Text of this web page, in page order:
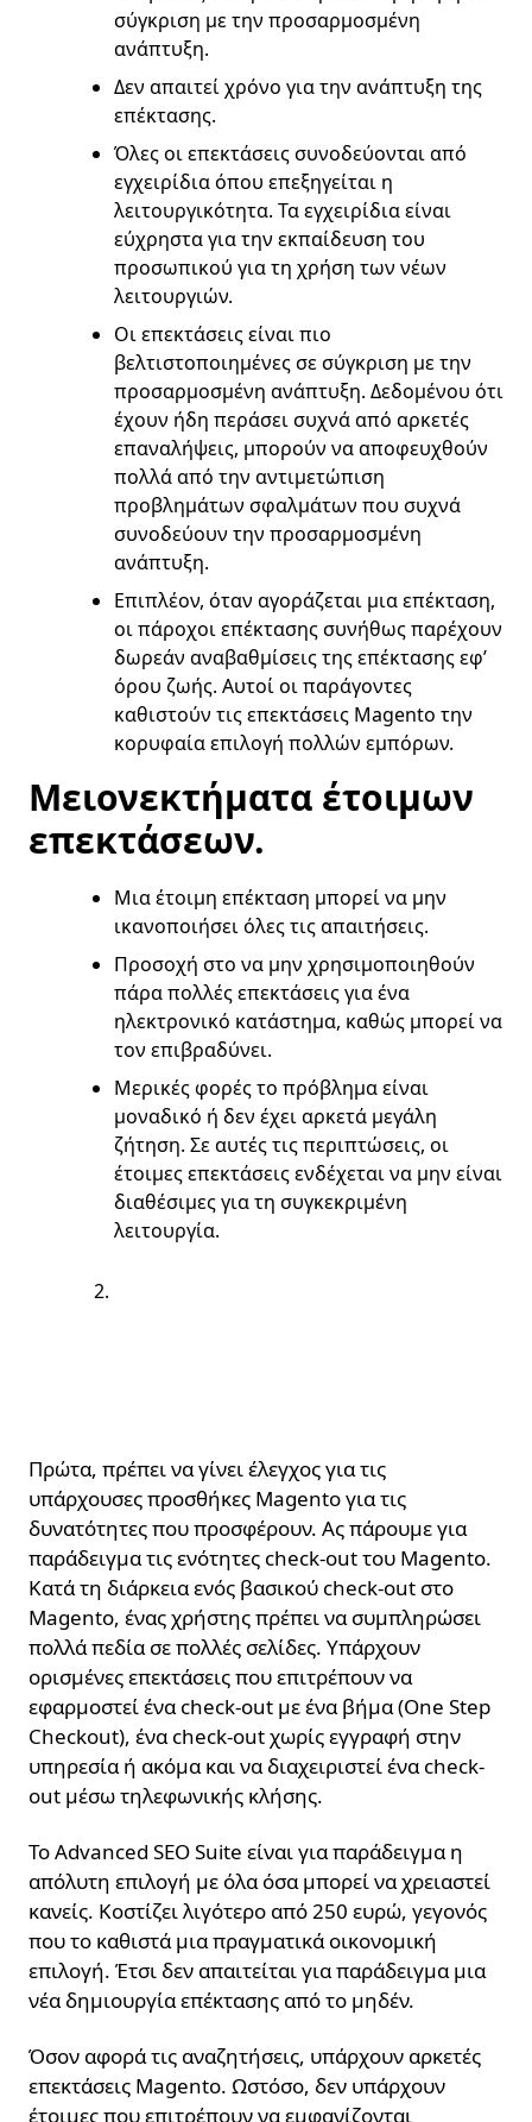
σύγκριση με την προσαρμοσμένη
ανάπτυξη.
Δεν απαιτεί χρόνο για την ανάπτυξη της
επέκτασης.
Όλες οι επεκτάσεις συνοδεύονται από
εγχειρίδια όπου επεξηγείται η
λειτουργικότητα. Τα εγχειρίδια είναι
εύχρηστα για την εκπαίδευση του
προσωπικού για τη χρήση των νέων
λειτουργιών.
Οι επεκτάσεις είναι πιο
βελτιστοποιημένες σε σύγκριση με την
προσαρμοσμένη ανάπτυξη. Δεδομένου ότι
έχουν ήδη περάσει συχνά από αρκετές
επαναλήψεις, μπορούν να αποφευχθούν
πολλά από την αντιμετώπιση
προβλημάτων σφαλμάτων που συχνά
συνοδεύουν την προσαρμοσμένη
ανάπτυξη.
Επιπλέον, όταν αγοράζεται μια επέκταση,
οι πάροχοι επέκτασης συνήθως παρέχουν
δωρεάν αναβαθμίσεις της επέκτασης εφ’
όρου ζωής. Αυτοί οι παράγοντες
καθιστούν τις επεκτάσεις Magento την
κορυφαία επιλογή πολλών εμπόρων.
Μειονεκτήματα έτοιμων
επεκτάσεων.
Μια έτοιμη επέκταση μπορεί να μην
ικανοποιήσει όλες τις απαιτήσεις.
Προσοχή στο να μην χρησιμοποιηθούν
πάρα πολλές επεκτάσεις για ένα
ηλεκτρονικό κατάστημα, καθώς μπορεί να
τον επιβραδύνει.
Μερικές φορές το πρόβλημα είναι
μοναδικό ή δεν έχει αρκετά μεγάλη
ζήτηση. Σε αυτές τις περιπτώσεις, οι
έτοιμες επεκτάσεις ενδέχεται να μην είναι
διαθέσιμες για τη συγκεκριμένη
λειτουργία.
Πρώτα, πρέπει να γίνει έλεγχος για τις
υπάρχουσες προσθήκες Magento για τις
δυνατότητες που προσφέρουν. Ας πάρουμε για
παράδειγμα τις ενότητες check-out του Magento.
Κατά τη διάρκεια ενός βασικού check-out στο
Magento, ένας χρήστης πρέπει να συμπληρώσει
πολλά πεδία σε πολλές σελίδες. Υπάρχουν
ορισμένες επεκτάσεις που επιτρέπουν να
εφαρμοστεί ένα check-out με ένα βήμα (One Step
Checkout), ένα check-out χωρίς εγγραφή στην
υπηρεσία ή ακόμα και να διαχειριστεί ένα check-
out μέσω τηλεφωνικής κλήσης.
Το Advanced SEO Suite είναι για παράδειγμα η
απόλυτη επιλογή με όλα όσα μπορεί να χρειαστεί
κανείς. Κοστίζει λιγότερο από 250 ευρώ, γεγονός
που το καθιστά μια πραγματικά οικονομική
επιλογή. Έτσι δεν απαιτείται για παράδειγμα μια
νέα δημιουργία επέκτασης από το μηδέν.
Όσον αφορά τις αναζητήσεις, υπάρχουν αρκετές
επεκτάσεις Magento. Ωστόσο, δεν υπάρχουν
έτοιμες που επιτρέπουν να εμφανίζονται